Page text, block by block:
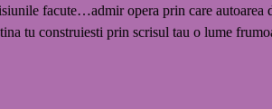
facute…admir opera prin care autoarea
tu construiesti prin scrisul tau o lume